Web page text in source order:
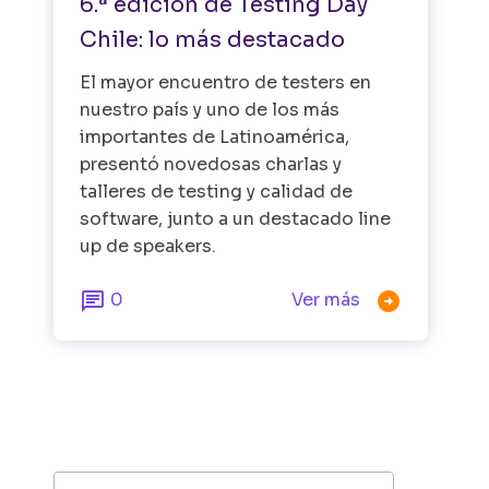
Chile: lo más destacado
El mayor encuentro de testers en
nuestro país y uno de los más
importantes de Latinoamérica,
presentó novedosas charlas y
talleres de testing y calidad de
software, junto a un destacado line
up de speakers.
 0 Ver más 